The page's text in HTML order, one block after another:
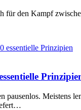
für den Kampf
pau­sen­los. Meis­tens